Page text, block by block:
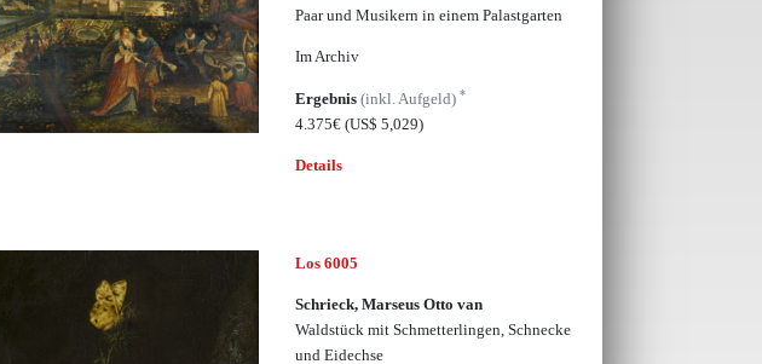
Paar und Musikern in einem Palastgarten
Im Archiv
Ergebnis (inkl. Aufgeld) *
4.375€ (US$ 5,029)
Details
Los 6005
Schrieck, Marseus Otto van
Waldstück mit Schmetterlingen, Schnecke
und Eidechse